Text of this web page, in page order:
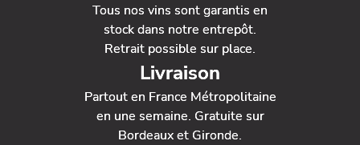
Tous nos vins sont garantis en
stock dans notre entrepôt.
Retrait possible sur place.
Livraison
Partout en France Métropolitaine
en une semaine. Gratuite sur
Bordeaux et Gironde.